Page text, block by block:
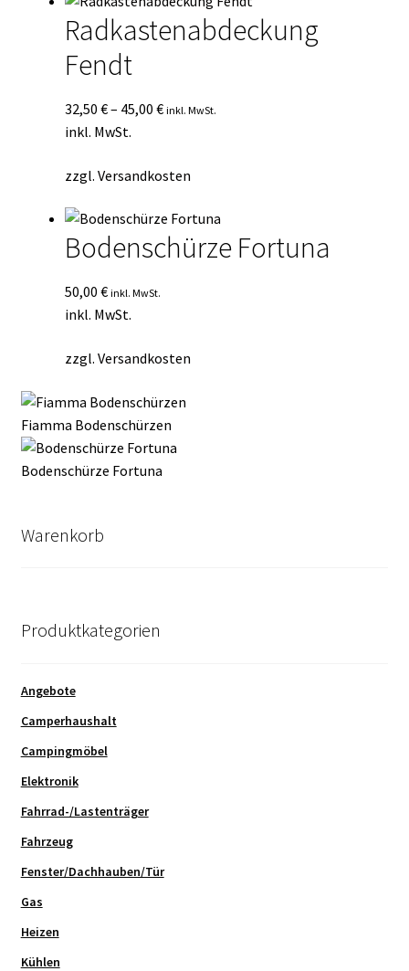
Radkastenabdeckung
Fendt
32,50 €– 45,00 € inkl. MwSt.
inkl. MwSt.
zzgl. Versandkosten
Bodenschürze Fortuna
50,00 € inkl. MwSt.
inkl. MwSt.
zzgl. Versandkosten
Fiamma Bodenschürzen
Bodenschürze Fortuna
Warenkorb
Produktkategorien
Angebote
Camperhaushalt
Campingmöbel
Elektronik
Fahrrad-/Lastenträger
Fahrzeug
Fenster/Dachhauben/Tür
Gas
Heizen
Kühlen